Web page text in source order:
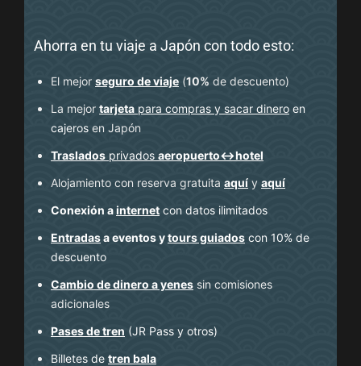
Ahorra en tu viaje a Japón con todo esto:
El mejor seguro de viaje (10% de descuento)
La mejor tarjeta para compras y sacar dinero en
cajeros en Japón
Traslados privados aeropuerto↔hotel
Alojamiento con reserva gratuita aquí y aquí
Conexión ainternet con datos ilimitados
Entradasa eventos ytours guiados con 10% de
descuento
Cambio de dinero a yenes sin comisiones
adicionales
Pases de tren (JR Pass y otros)
Billetes de tren bala